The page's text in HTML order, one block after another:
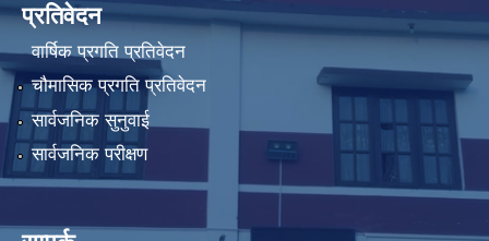
प्रतिवेदन
वार्षिक प्रगति प्रतिवेदन
चौमासिक प्रगति प्रतिवेदन
सार्वजनिक सुनुवाई
सार्वजनिक परीक्षण